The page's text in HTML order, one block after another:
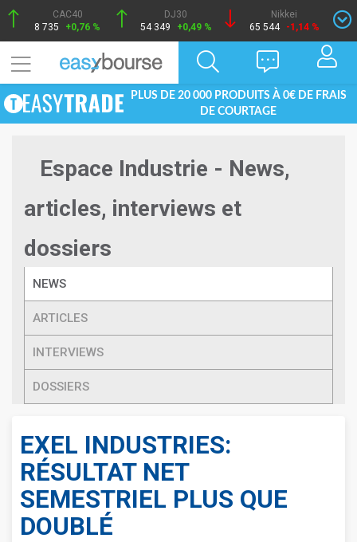
CAC40
8 735
+0,76 %
DJ30
54 349
+0,49 %
Nikkei
65 544 -1,14 %
PLUS DE 20 000 PRODUITS À 0€ DE FRAIS
DE COURTAGE
Espace Industrie - News,
articles, interviews et
dossiers
NEWS
ARTICLES
INTERVIEWS
DOSSIERS
EXEL INDUSTRIES:
RÉSULTAT NET
SEMESTRIEL PLUS QUE
DOUBLÉ